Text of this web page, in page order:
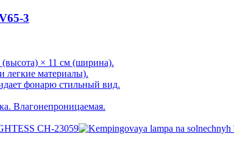
3
× 11 см (ширина).
материалы).
фонарю стильный вид.
Влагонепроницаемая.